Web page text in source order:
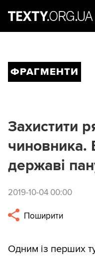
ФРАГМЕНТИ
Захистити
чиновника.
державі
2019-10-04 00:00
Поширити
Одним із перших